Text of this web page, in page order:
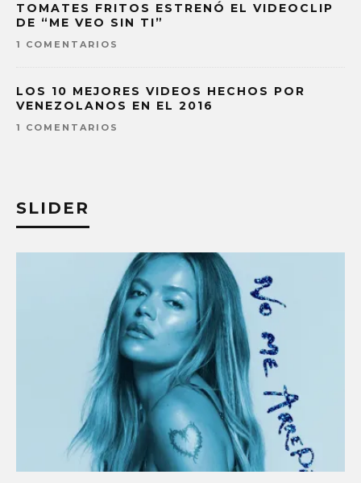
TOMATES FRITOS ESTRENÓ EL VIDEOCLIP
DE “ME VEO SIN TI”
1 COMENTARIOS
LOS 10 MEJORES VIDEOS HECHOS POR
VENEZOLANOS EN EL 2016
1 COMENTARIOS
SLIDER